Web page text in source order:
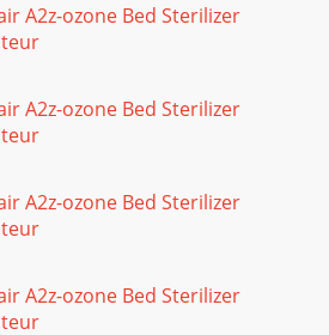
A2z-ozone Bed Sterilizer
A2z-ozone Bed Sterilizer
A2z-ozone Bed Sterilizer
A2z-ozone Bed Sterilizer